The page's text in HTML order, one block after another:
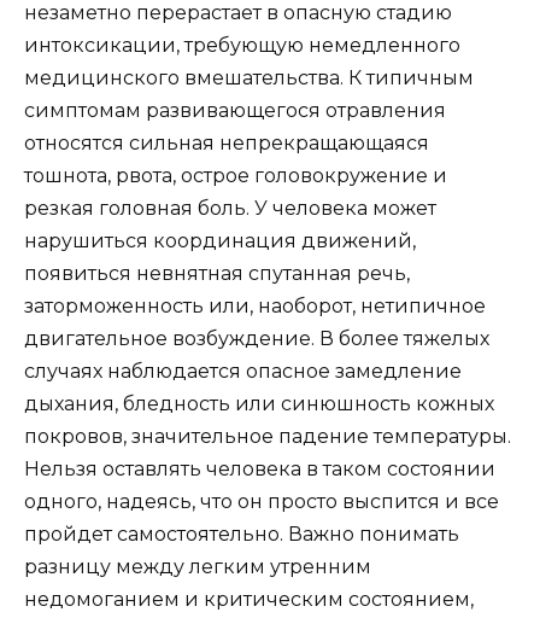
незаметно перерастает в опасную стадию
интоксикации, требующую немедленного
медицинского вмешательства. К типичным
симптомам развивающегося отравления
относятся сильная непрекращающаяся
тошнота, рвота, острое головокружение и
резкая головная боль. У человека может
нарушиться координация движений,
появиться невнятная спутанная речь,
заторможенность или, наоборот, нетипичное
двигательное возбуждение. В более тяжелых
случаях наблюдается опасное замедление
дыхания, бледность или синюшность кожных
покровов, значительное падение температуры.
Нельзя оставлять человека в таком состоянии
одного, надеясь, что он просто выспится и все
пройдет самостоятельно. Важно понимать
разницу между легким утренним
недомоганием и критическим состоянием,